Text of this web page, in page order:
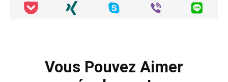
Vous Pouvez Aimer